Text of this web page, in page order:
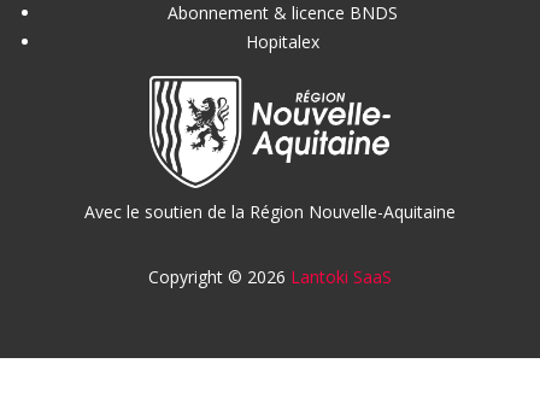
Abonnement & licence BNDS
Hopitalex
Avec le soutien de la Région Nouvelle-Aquitaine
Copyright © 2026 Lantoki SaaS